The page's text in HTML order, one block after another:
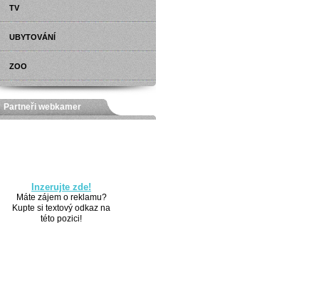
TV
UBYTOVÁNÍ
ZOO
Partneři webkamer
Inzerujte zde!
Máte zájem o reklamu?
Kupte si textový odkaz na
této pozici!